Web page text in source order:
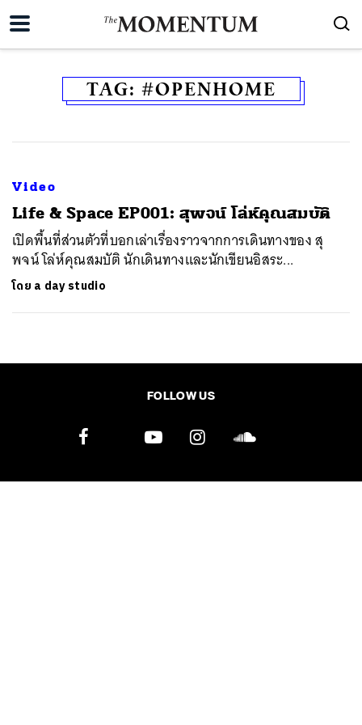
TAG: #OPENHOME
Video
Life & Space EP001: สุพจน์ โล่ห์คุณสมบัติ
เปิดพื้นที่ส่วนตัวที่บอกเล่าเรื่องราวจากการเดินทางของ สุ
พจน์ โล่ห์คุณสมบัติ นักเดินทางและนักเขียนอิสระ...
โดย a day studio
FOLLOW US
TWEET LINE